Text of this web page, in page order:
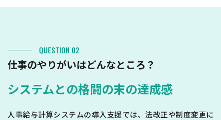
QUESTION 02
仕事のやりがいはどんなところ？
システムとの格闘の末の達成感
人事給与計算システムの導入支援では、法改正や制度変更に